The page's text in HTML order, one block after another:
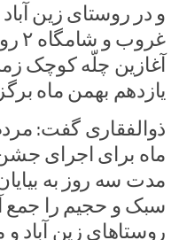
و در روستای زین
آغازین چلّه کوچک
یازدهم بهمن ماه
ذوالفقاری گفت:
ماه برای اجرای
مدت سه روز به
سبک و حجیم را جمع
روستاهای زین آباد